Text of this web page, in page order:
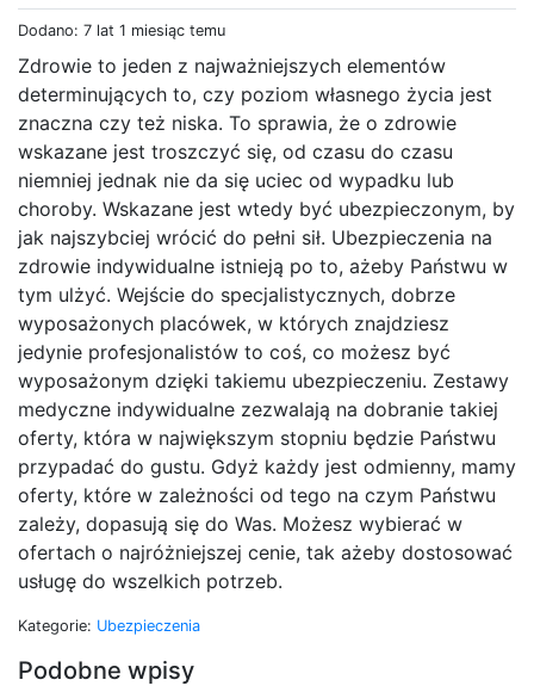
Dodano: 7 lat 1 miesiąc temu
Zdrowie to jeden z najważniejszych elementów
determinujących to, czy poziom własnego życia jest
znaczna czy też niska. To sprawia, że o zdrowie
wskazane jest troszczyć się, od czasu do czasu
niemniej jednak nie da się uciec od wypadku lub
choroby. Wskazane jest wtedy być ubezpieczonym, by
jak najszybciej wrócić do pełni sił. Ubezpieczenia na
zdrowie indywidualne istnieją po to, ażeby Państwu w
tym ulżyć. Wejście do specjalistycznych, dobrze
wyposażonych placówek, w których znajdziesz
jedynie profesjonalistów to coś, co możesz być
wyposażonym dzięki takiemu ubezpieczeniu. Zestawy
medyczne indywidualne zezwalają na dobranie takiej
oferty, która w największym stopniu będzie Państwu
przypadać do gustu. Gdyż każdy jest odmienny, mamy
oferty, które w zależności od tego na czym Państwu
zależy, dopasują się do Was. Możesz wybierać w
ofertach o najróżniejszej cenie, tak ażeby dostosować
usługę do wszelkich potrzeb.
Kategorie: Ubezpieczenia
Podobne wpisy